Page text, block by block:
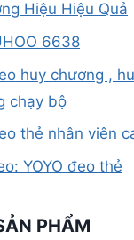
Hiệu Hiệu Quả
6638
huy chương ,
chạy bộ
thẻ nhân viên
YOYO đeo thẻ
PHẨM